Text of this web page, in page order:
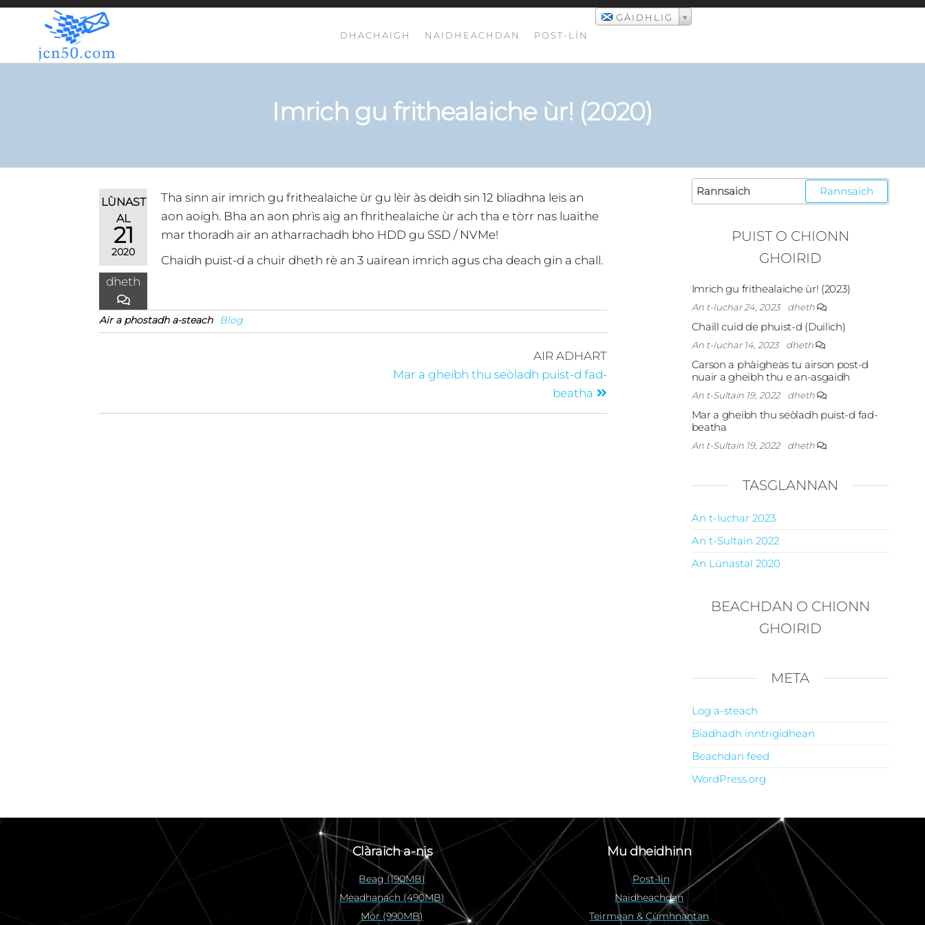
DHACHAIGH NAIDHEACHDAN POST-LÌN
GÀIDHLIG
Imrich gu frithealaiche ùr! (2020)
LÙNAST
AL
21
2020
dheth
Tha sinn air imrich gu frithealaiche ùr gu lèir às deidh sin 12 bliadhna leis an
aon aoigh. Bha an aon phrìs aig an fhrithealaiche ùr ach tha e tòrr nas luaithe
mar thoradh air an atharrachadh bho HDD gu SSD / NVMe!
Chaidh puist-d a chuir dheth rè an 3 uairean imrich agus cha deach gin a chall.
Air a phostadh a-steach Blog
AIR ADHART
Mar a gheibh thu seòladh puist-d fad-
beatha
PUIST O CHIONN
GHOIRID
Imrich gu frithealaiche ùr! (2023)
An t-Iuchar 24, 2023 dheth
Chaill cuid de phuist-d (Duilich)
An t-Iuchar 14, 2023 dheth
Carson a phàigheas tu airson post-d
nuair a gheibh thu e an-asgaidh
An t-Sultain 19, 2022 dheth
Mar a gheibh thu seòladh puist-d fad-
beatha
An t-Sultain 19, 2022 dheth
TASGLANNAN
An t-Iuchar 2023
An t-Sultain 2022
An Lùnastal 2020
BEACHDAN O CHIONN
GHOIRID
META
Log a-steach
Biadhadh inntrigidhean
Beachdan feed
WordPress.org
Clàraich a-nis
Beag (190MB)
Meadhanach (490MB)
Mòr (990MB)
Mu dheidhinn
Post-lìn
Naidheachdan
Teirmean & Cùmhnantan